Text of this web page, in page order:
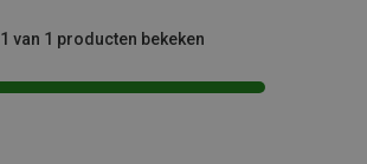
1 van 1 producten bekeken